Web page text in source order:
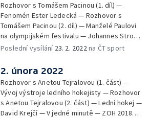
Rozhovor s Tomášem Pacinou (1. díl) —
Fenomén Ester Ledecká — Rozhovor s
Tomášem Pacinou (2. díl) — Manželé Paulovi
na olympijském festivalu — Johannes Strolz
— V jedné minutě — Thomas Bach ocenil
Poslední vysílání 23. 2. 2022na ČT sport
2. února 2022
Rozhovor s Anetou Tejralovou (1. část) —
Vývoj výstroje ledního hokejisty — Rozhovor
s Anetou Tejralovou (2. část) — Lední hokej —
David Krejčí — V jedné minutě — ZOH 2018